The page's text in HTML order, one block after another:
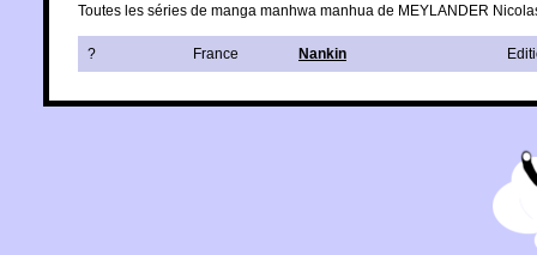
Toutes les séries de manga manhwa manhua de MEYLANDER
? France Nankin